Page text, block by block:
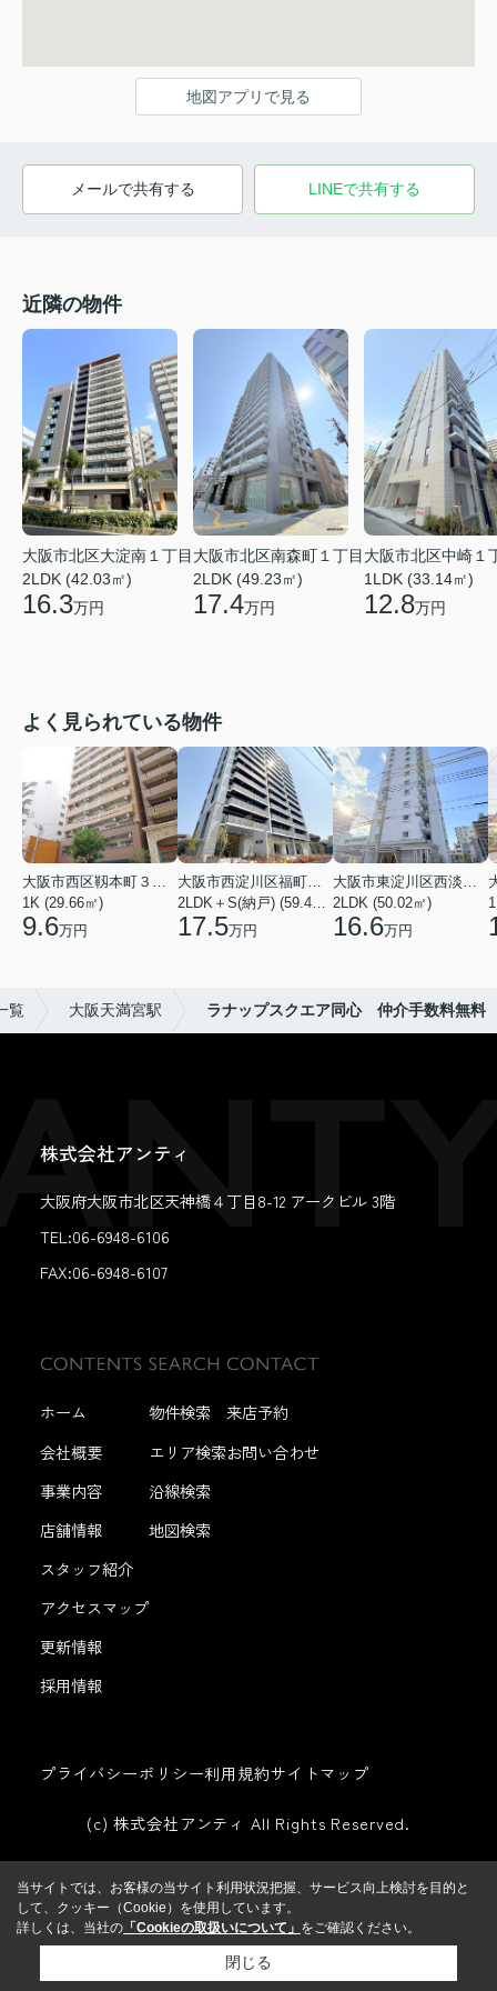
地図アプリで見る
メールで共有する LINEで共有する
近隣の物件
大阪市北区大淀南１丁目
2LDK (42.03㎡)
16.3万円
大阪市北区南森町１丁目
2LDK (49.23㎡)
17.4万円
大阪市北区中崎１
1LDK (33.14㎡)
12.8万円
よく見られている物件
1K (29.66㎡)
9.6万円 17.5万円
2LDK (50.02㎡)
16.6万円
覧 大阪天満宮駅 ラナップスクエア同心 仲介手数料無料
株式会社アンティ
大阪府大阪市北区天神橋４丁目8-12 アークビル 3階
TEL:06-6948-6106
FAX:06-6948-6107
ホーム
会社概要
事業内容
店舗情報
スタッフ紹介
アクセスマップ
更新情報
採用情報
物件検索
エリア検索
沿線検索
地図検索
来店予約
お問い合わせ
プライバシーポリシー利用規約サイトマップ
(c) 株式会社アンティ All Rights Reserved.
当サイトでは、お客様の当サイト利用状況把握、サービス向上検討を目的と
して、クッキー（Cookie）を使用しています。
詳しくは、当社の 「Cookieの取扱いについて」 をご確認ください。
閉じる